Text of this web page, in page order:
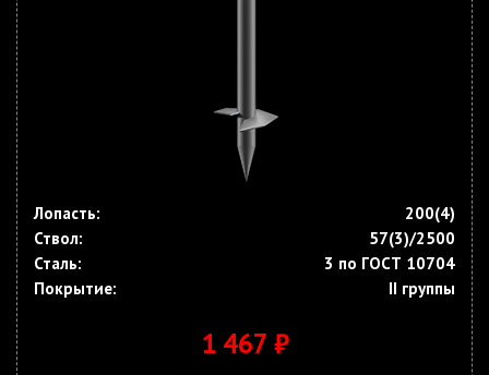
Лопасть:
200(4)
Ствол:
57(3)/2500
Сталь:
3 по ГОСТ 10704
Покрытие:
II группы
1 467 ₽